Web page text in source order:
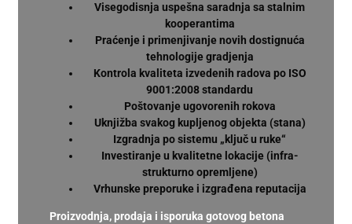
Visegodisnja uspešna saradnja sa stalnim
kooperantima
Praćenje i primenjivanje novih dostignuća
tehnologije gradjenja
Kontrola kvaliteta izvedenih radova po ISO
9001:2008 standardu
Poštovanje ugovorenih rokova
Uknjižba svakog kupljenog objekta (stana)
Izgradnja po sistemu „ključ u ruke“
Investiranje u kvalitetne lokacije (infra-
strukturno opremljene)
Vrhunske preporuke i izgrađena reputacija
Proizvodnja, prodaja i isporuka gotovog betona